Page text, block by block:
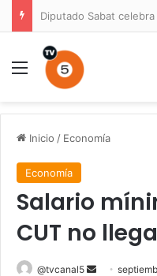
Menú
Inicio / Economía
Economía
Salario
CUT no
@tvcanal5
Send